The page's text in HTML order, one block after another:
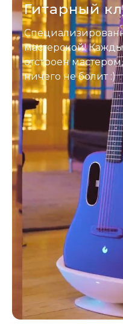
Гитарный
мастерской!
отстроен
ничего не болит :)